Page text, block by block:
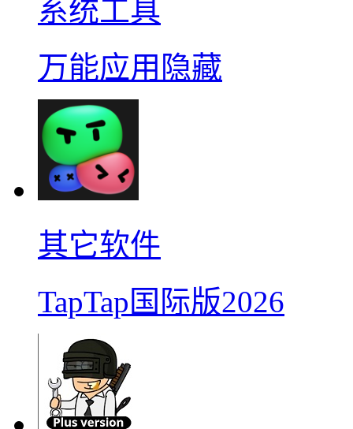
系统工具
万能应用隐藏
其它软件
TapTap国际版2026